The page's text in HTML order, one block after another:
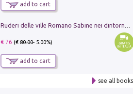
add to cart
€ 76 (€80.00- 5.00%)
add to cart
see all books